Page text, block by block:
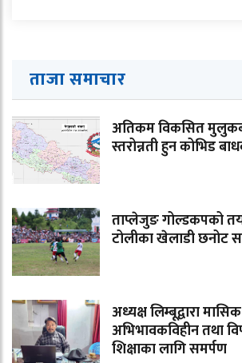
ताजा समाचार
अतिकम विकसित
स्तरोन्नती हुन कोभिड
ताप्लेजुङ गोल्डकपको
टोलीका खेलाडी छनोट
अध्यक्ष लिम्बूद्वारा
अभिभावकविहीन तथा
शिक्षाका लागि समर्पण